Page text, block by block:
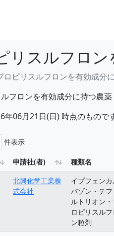
リスルフロ
ロピリスルフロンを有効成分
フロンを有効成分に持つ農薬
年06月21日(日) 時点のものです
件表示
申請社(者) 種類名
北興化学工業株
式会社
イプフェン
バゾン・テフ
ルトリオン
ロピリスルフ
ン粒剤